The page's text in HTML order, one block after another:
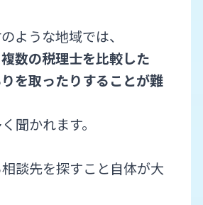
ような地域では、
数の税理士を比較した
を取ったりすることが難
聞かれます。
相談先を探すこと自体が大